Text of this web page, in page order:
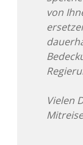
von
Vielen